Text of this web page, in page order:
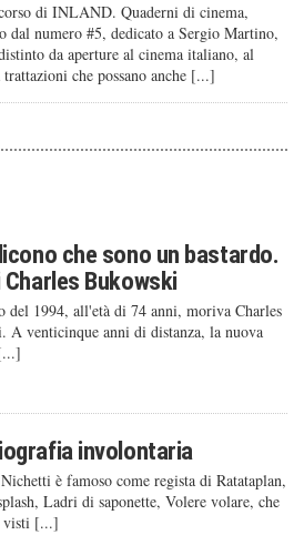
di INLAND. Quaderni di cinema,
dal numero #5, dedicato a Sergio Martino,
da aperture al cinema italiano, al
trattazioni che possano anche [...]
che sono un bastardo.
Bukowski
del 1994, all'età di 74 anni, moriva Charles
A venticinque anni di distanza, la nuova
involontaria
è famoso come regista di Ratataplan,
Ladri di saponette, Volere volare, che
visti [...]